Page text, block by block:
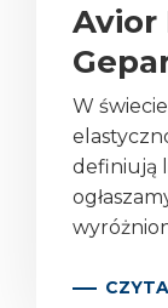
Avior
W
definiują